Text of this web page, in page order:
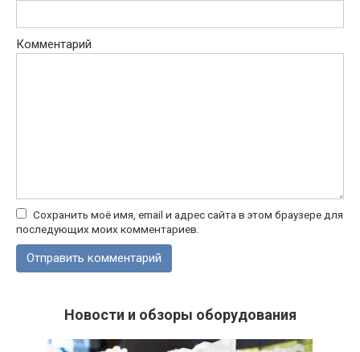
Комментарий
Сохранить моё имя, email и адрес сайта в этом браузере для
последующих моих комментариев.
Новости и обзоры оборудования